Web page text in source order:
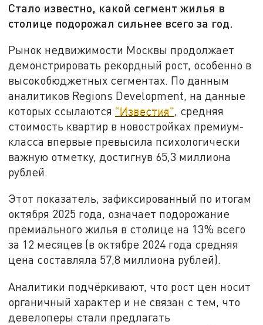
Стало известно, какой сегмент жилья в
столице подорожал сильнее всего за год.
Рынок недвижимости Москвы продолжает
демонстрировать рекордный рост, особенно в
высокобюджетных сегментах. По данным
аналитиков Regions Development, на данные
которых ссылаются "Известия", средняя
стоимость квартир в новостройках премиум-
класса впервые превысила психологически
важную отметку, достигнув 65,3 миллиона
рублей.
Этот показатель, зафиксированный по итогам
октября 2025 года, означает подорожание
премиального жилья в столице на 13% всего
за 12 месяцев (в октябре 2024 года средняя
цена составляла 57,8 миллиона рублей).
Аналитики подчёркивают, что рост цен носит
органичный характер и не связан с тем, что
девелоперы стали предлагать